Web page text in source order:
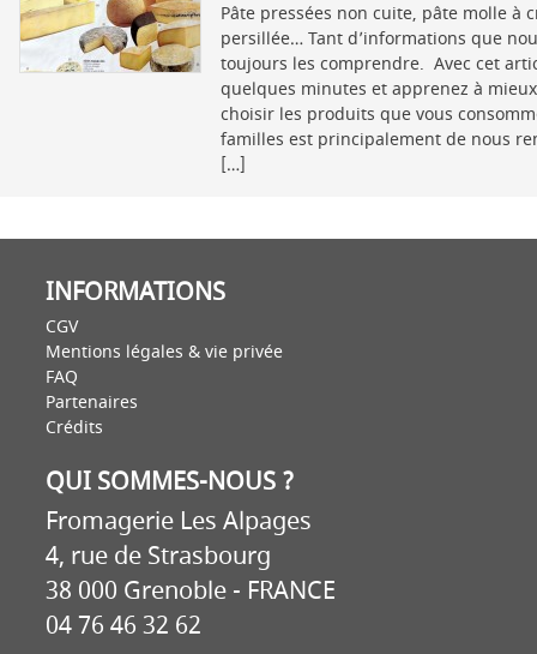
Pâte pressées non cuite, pâte molle à
persillée… Tant d’informations que
toujours les comprendre. Avec cet
quelques minutes et apprenez à
choisir les produits que vous
familles est principalement de nous
[…]
INFORMATIONS
CGV
Mentions légales & vie privée
FAQ
Partenaires
Crédits
QUI SOMMES-NOUS ?
Fromagerie Les Alpages
4, rue de Strasbourg
38 000 Grenoble - FRANCE
04 76 46 32 62